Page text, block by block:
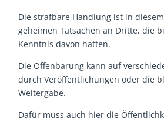
Die strafbare Handlung ist in
geheimen Tatsachen an Dritte, die
Kenntnis davon hatten.
Die Offenbarung kann auf
durch Veröffentlichungen oder die
Weitergabe.
Dafür muss auch hier die